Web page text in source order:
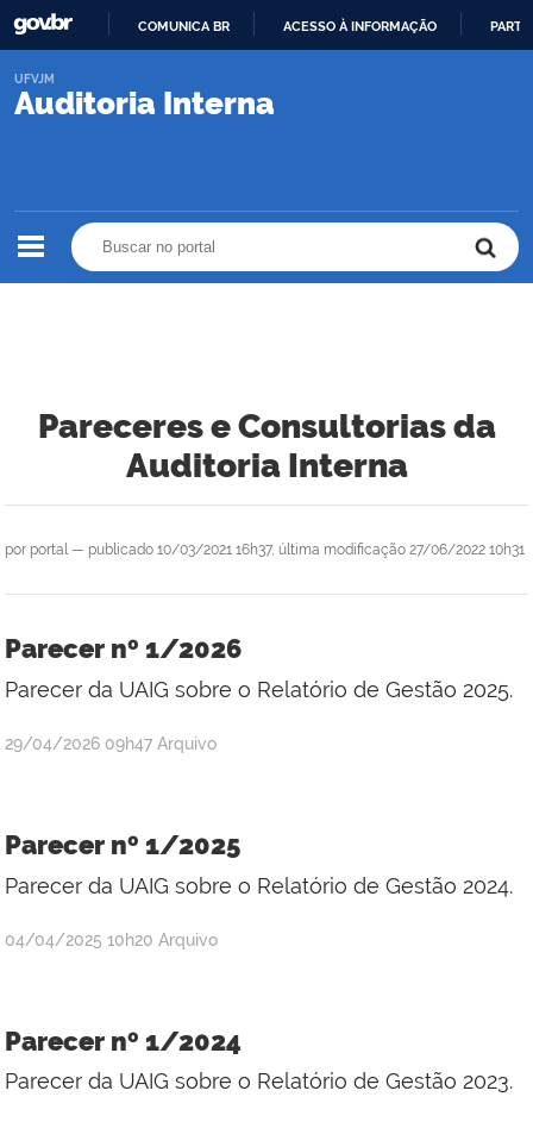
O
COMUNICA BR ACESSO À INFORMAÇÃO
Auditoria Interna
UFVJM
Pareceres e Consultorias da
Auditoria Interna
por portal— publicado 10/03/2021 16h37, última modificação 27/06/2022 10h31
Parecer nº 1/2026
Parecer da UAIG sobre o Relatório de Gestão 2025.
por
publicado
29/04/2026 09h47 Arquivo
Parecer nº 1/2025
Parecer da UAIG sobre o Relatório de Gestão 2024.
por
publicado
04/04/2025 10h20 Arquivo
Parecer nº 1/2024
Parecer da UAIG sobre o Relatório de Gestão 2023.